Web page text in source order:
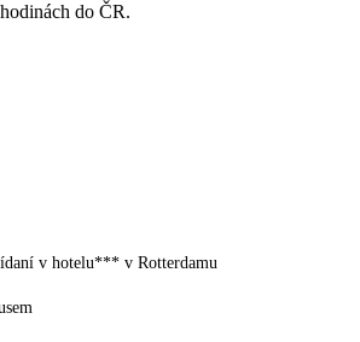
do ČR.
v hotelu*** v Rotterdamu